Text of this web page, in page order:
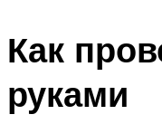
Как
руками